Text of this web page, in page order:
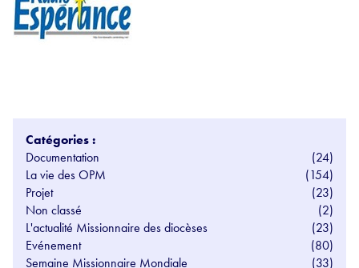
Catégories :
Documentation
(24)
La vie des OPM
(154)
Projet
(23)
Non classé
(2)
L'actualité Missionnaire des diocèses
(23)
Evénement
(80)
Semaine Missionnaire Mondiale
(33)